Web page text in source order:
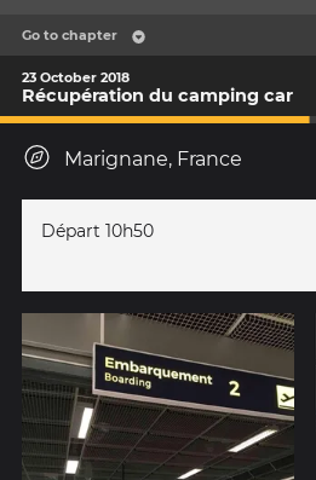
Go to chapter
23 October 2018
Récupération du camping car
Marignane, France
Départ 10h50